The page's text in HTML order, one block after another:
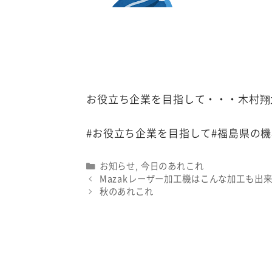
お役立ち企業を目指して・・・木村翔
#お役立ち企業を目指して#福島県の
Categories
お知らせ, 今日のあれこれ
Mazakレーザー加工機はこんな加工も出来
秋のあれこれ